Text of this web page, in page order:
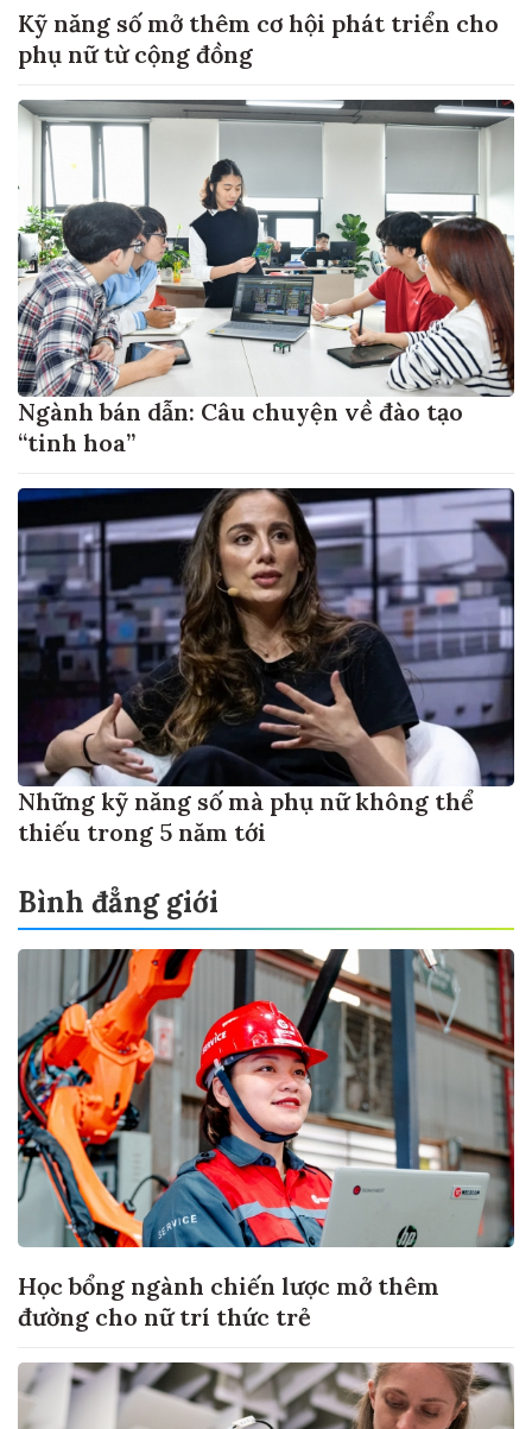
Kỹ năng số mở thêm cơ hội phát triển cho
phụ nữ từ cộng đồng
Ngành bán dẫn: Câu chuyện về đào tạo
“tinh hoa”
Những kỹ năng số mà phụ nữ không thể
thiếu trong 5 năm tới
Bình đẳng giới
Học bổng ngành chiến lược mở thêm
đường cho nữ trí thức trẻ